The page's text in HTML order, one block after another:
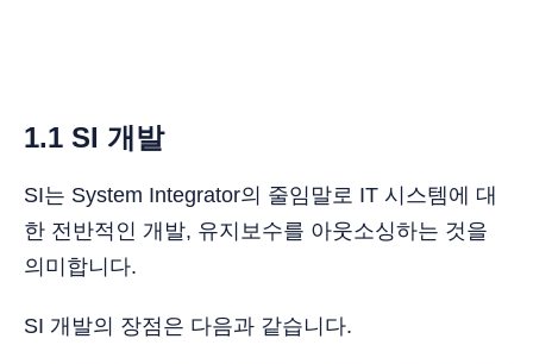
1.1 SI 개발
SI는 System Integrator의 줄임말로 IT 시스템에 대
한 전반적인 개발, 유지보수를 아웃소싱하는 것을
의미합니다.
SI 개발의 장점은 다음과 같습니다.